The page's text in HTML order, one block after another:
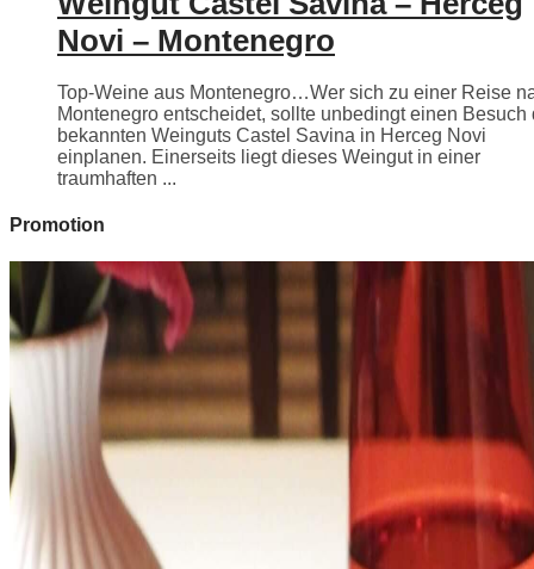
Novi – Montenegro
Top-Weine aus Montenegro…Wer sich zu einer Reise
Montenegro entscheidet, sollte unbedingt einen Besuch
bekannten Weinguts Castel Savina in Herceg Novi
einplanen. Einerseits liegt dieses Weingut in einer
traumhaften ...
Promotion